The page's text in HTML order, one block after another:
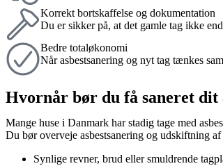
Korrekt bortskaffelse og dokumentation
Du er sikker på, at det gamle tag ikke
Bedre totaløkonomi
Når asbestsanering og nyt tag tænkes
Hvornår bør du få saneret dit
Mange huse i Danmark har stadig tage med
Du bør overveje asbestsanering og udskiftning
Synlige revner, brud eller smuldrende